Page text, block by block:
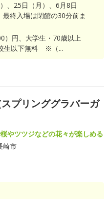
、25日（月）、6月8日
最終入場は閉館の30分前ま
）円、大学生・70歳以上
生以下無料 ※（...
プリンググラバーガ
やツツジなどの花々が楽しめる
崎市